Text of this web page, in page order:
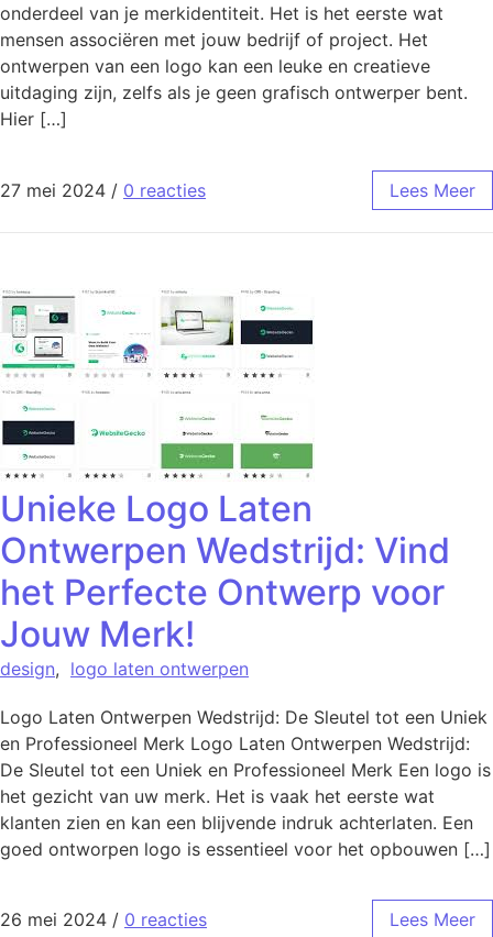
onderdeel van je merkidentiteit. Het is het eerste wat
mensen associëren met jouw bedrijf of project. Het
ontwerpen van een logo kan een leuke en creatieve
uitdaging zijn, zelfs als je geen grafisch ontwerper bent.
Hier […]
27 mei 2024 / 0 reacties Lees Meer
Unieke Logo Laten
Ontwerpen Wedstrijd: Vind
het Perfecte Ontwerp voor
Jouw Merk!
design, logo laten ontwerpen
Logo Laten Ontwerpen Wedstrijd: De Sleutel tot een Uniek
en Professioneel Merk Logo Laten Ontwerpen Wedstrijd:
De Sleutel tot een Uniek en Professioneel Merk Een logo is
het gezicht van uw merk. Het is vaak het eerste wat
klanten zien en kan een blijvende indruk achterlaten. Een
goed ontworpen logo is essentieel voor het opbouwen […]
26 mei 2024 / 0 reacties Lees Meer